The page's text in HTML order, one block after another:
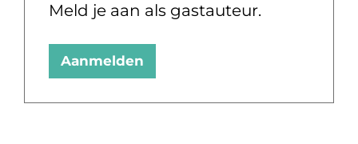
Meld je aan als gastauteur.
Aanmelden